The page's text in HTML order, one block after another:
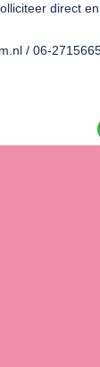
direct
/ 06-